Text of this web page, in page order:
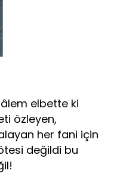
elbette ki
özleyen,
her fani için
değildi bu